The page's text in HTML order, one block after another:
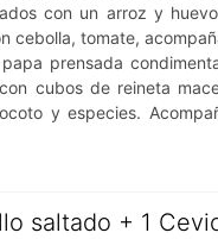
con un arroz y
cebolla, tomate,
prensada
con cubos de reineta
y especies.
saltado + 1